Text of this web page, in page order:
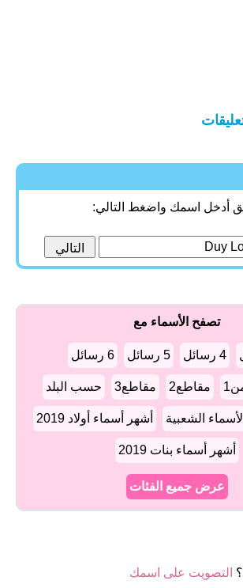
أدخل اسمك واضغط التالي:
تصفح الأسماء مع
4 رسائل 5 رسائل 6 رسائل
مقاطع2 مقاطع3 حسب البلد
الأسماء الشعبية أشهر أسماء أولاد 2019
أشهر أسماء بنات 2019
عرض جميع الفئات
التصويت على اسمك